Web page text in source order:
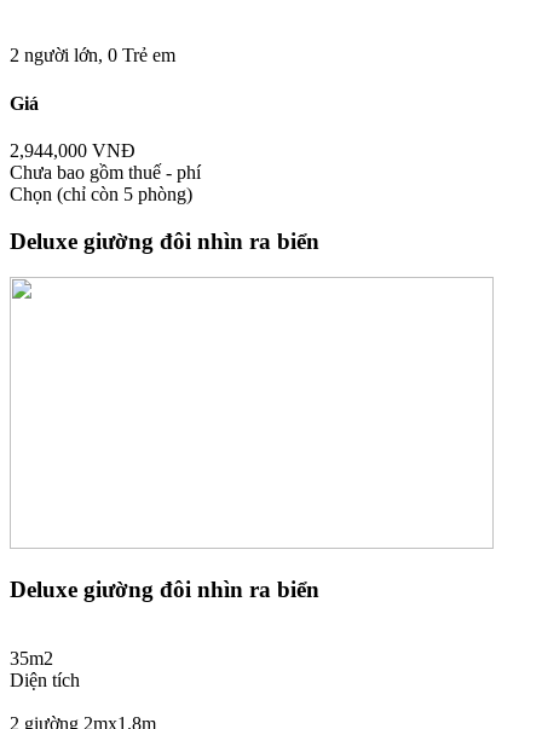
2 người lớn, 0 Trẻ em
Giá
2,944,000 VNĐ
Chưa bao gồm thuế - phí
Chọn (chỉ còn 5 phòng)
Deluxe giường đôi nhìn ra biển
Deluxe giường đôi nhìn ra biển
35m2
Diện tích
2 giường 2mx1.8m